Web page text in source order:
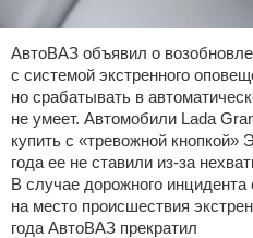
АвтоВАЗ объявил о
с системой экстренного
но срабатывать в
не умеет. Автомобили Lada
купить с «тревожной
года ее не ставили из-за
В случае дорожного
на место происшествия
года АвтоВАЗ прекратил